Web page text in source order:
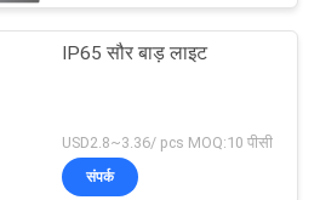
IP65 सौर बाड़ लाइट
USD2.8~3.36/ pcs MOQ:10 पीसी
संपर्क